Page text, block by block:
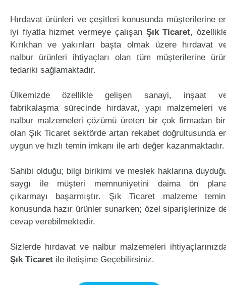
Hırdavat ürünleri ve çeşitleri konusunda müşterilerine
iyi fiyatla hizmet vermeye çalışan Şık Ticaret,
Kırıkhan ve yakınları başta olmak üzere hırdavat
nalbur ürünleri ihtiyaçları olan tüm müşterilerine
tedariki sağlamaktadır.
Ülkemizde özellikle gelişen sanayi, inşaat
fabrikalaşma sürecinde hırdavat, yapı malzemeleri
nalbur malzemeleri çözümü üreten bir çok firmadan
olan Şık Ticaret sektörde artan rekabet doğrultusunda
uygun ve hızlı temin imkanı ile artı değer kazanmaktadır.
Sahibi olduğu; bilgi birikimi ve meslek haklarına
saygı ile müşteri memnuniyetini daima ön
çıkarmayı başarmıştır. Şık Ticaret malzeme
konusunda hazır ürünler sunarken; özel siparişlerinize
cevap verebilmektedir.
Sizlerde hırdavat ve nalbur malzemeleri
Şık Ticaret ile iletişime Geçebilirsiniz.